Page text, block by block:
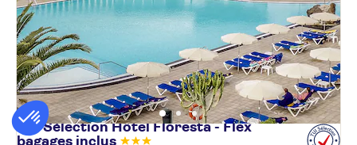
TUI Sélection Hôtel Floresta - Flex
bagages inclus